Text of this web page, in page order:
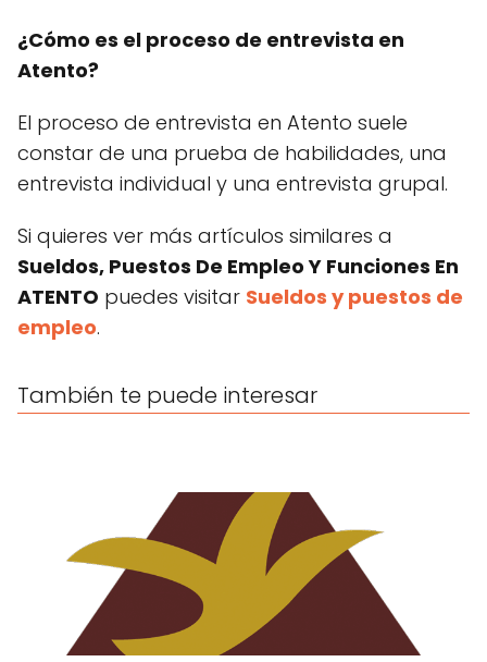
¿Cómo es el proceso de entrevista en
Atento?
El proceso de entrevista en Atento suele
constar de una prueba de habilidades, una
entrevista individual y una entrevista grupal.
Si quieres ver más artículos similares a
Sueldos, Puestos De Empleo Y Funciones En
ATENTO puedes visitar Sueldos y puestos de
empleo.
También te puede interesar